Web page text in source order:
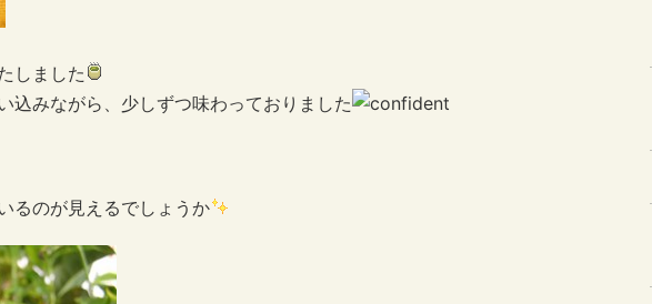
しました
込みながら、少しずつ味わっておりました
るのが見えるでしょうか